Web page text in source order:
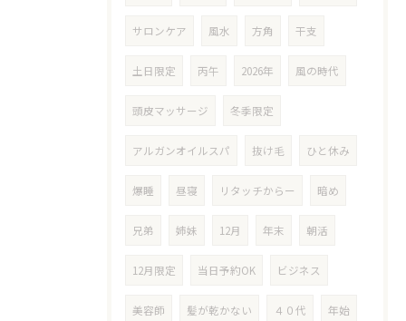
サロンケア 風水 方角 干支
土日限定 丙午 2026年 風の時代
頭皮マッサージ 冬季限定
アルガンオイルスパ 抜け毛 ひと休み
爆睡 昼寝 リタッチからー 暗め
兄弟 姉妹 12月 年末 朝活
12月限定 当日予約OK ビジネス
美容師 髪が乾かない ４０代 年始